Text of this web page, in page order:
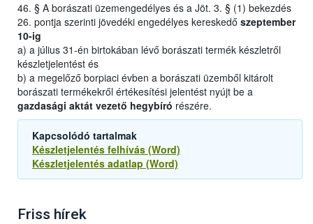
46. § A borászati üzemengedélyes és a Jöt. 3. § (1) bekezdés
26. pontja szerinti jövedéki engedélyes kereskedő szeptember
10-ig
a) a július 31-én birtokában lévő borászati termék készletről
készletjelentést és
b) a megelőző borpiaci évben a borászati üzemből kitárolt
borászati termékekről értékesítési jelentést nyújt be a
gazdasági aktát vezető hegybíró részére.
Kapcsolódó tartalmak
Készletjelentés felhívás (Word)
Készletjelentés adatlap (Word)
Friss hírek